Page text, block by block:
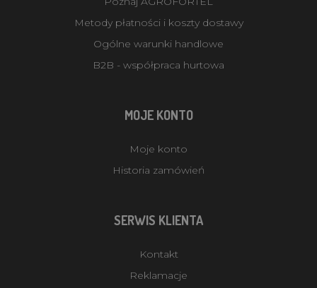
Metody płatności i koszty dostawy
Ogólne warunki handlowe
B2B - współpraca hurtowa
MOJE KONTO
Moje konto
Historia zamówień
SERWIS KLIENTA
Kontakt
Reklamacje